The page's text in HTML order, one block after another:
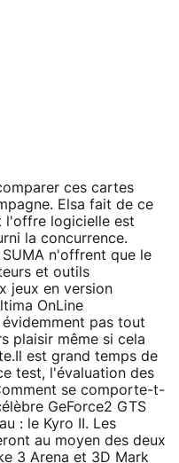
ces cartes
Elsa fait de ce
l'offre logicielle est
la concurrence.
n'offrent que le
et outils
jeux en version
OnLine
évidemment pas tout
plaisir même si cela
est grand temps de
test, l'évaluation des
se comporte-t-
GeForce2 GTS
: le Kyro II. Les
au moyen des deux
3 Arena et 3D Mark